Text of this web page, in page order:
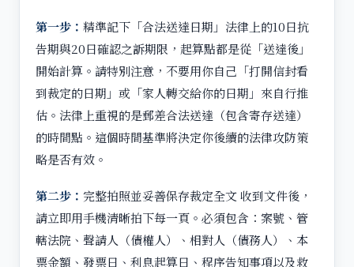
第一步： 精準記下「合法送達日期」法律上的10日抗
告期與20日確認之訴期限，起算點都是從「送達後」
開始計算。請特別注意，不要用你自己「打開信封看
到裁定的日期」或「家人轉交給你的日期」來自行推
估。法律上重視的是郵差合法送達（包含寄存送達）
的時間點。這個時間基準將決定你後續的法律攻防策
略是否有效。
第二步： 完整拍照並妥善保存裁定全文 收到文件後，
請立即用手機清晰拍下每一頁。必須包含：案號、管
轄法院、聲請人（債權人）、相對人（債務人）、本
票金額、發票日、利息起算日、程序告知事項以及救